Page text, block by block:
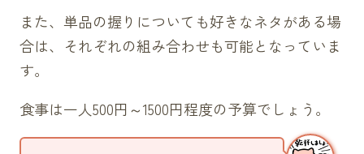
穴胡（310円）
うな胡（330円）
巻き寿司（手巻き）
また、単品の握りについても好きなネタがある場
合は、それぞれの組み合わせも可能となっていま
す。
食事は一人500円～1500円程度の予算でしょう。